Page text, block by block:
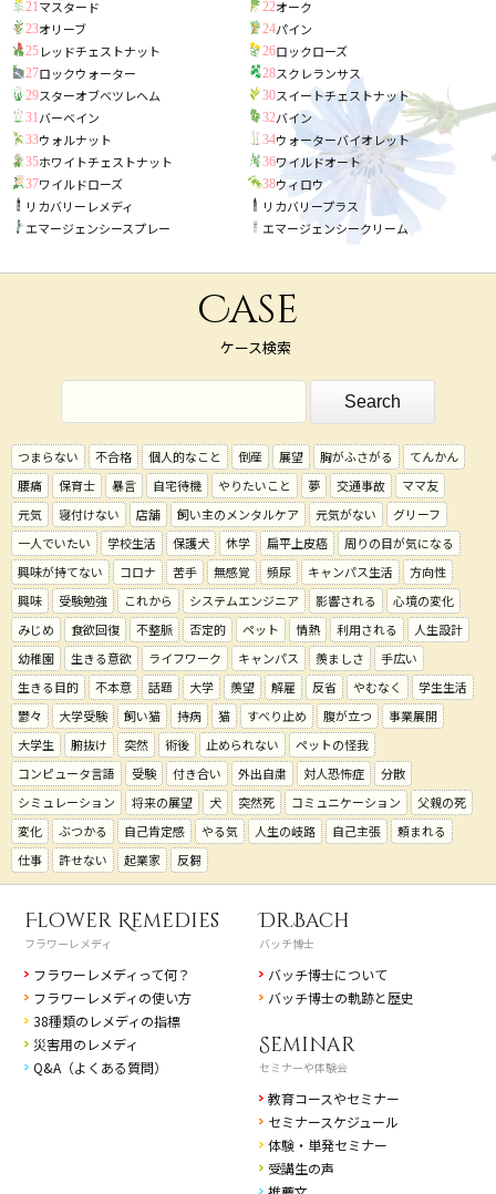
21 マスタード 22オーク
23オリーブ 24パイン
25 レッドチェストナット 26ロックローズ
27ロックウォーター 28スクレランサス
29スターオブベツレヘム 30スイートチェストナット
31 バーベイン 32バイン
33ウォルナット 34ウォーターバイオレット
35ホワイトチェストナット 36ワイルドオート
37ワイルドローズ 38ウィロウ
リカバリーレメディ
リカバリープラス
エマージェンシースプレー
エマージェンシークリーム
Case
ケース検索
つまらない 不合格 個人的なこと 倒産 展望 胸がふさがる
てんかん
腰痛
保育士 暴言 自宅待機 やりたいこと 夢 交通事故
ママ友
元気
寝付けない 店舗 飼い主のメンタルケア 元気がない
グリーフ
一人でいたい
学校生活 保護犬 休学 扁平上皮癌
周りの目が気になる
興味が持てない
コロナ 苦手 無感覚 頻尿 キャンパス生活
方向性
興味
受験勉強 これから システムエンジニア 影響される
心境の変化
みじめ
食欲回復 不整脈 否定的 ペット 情熱 利用される
人生設計
幼稚園
生きる意欲 ライフワーク キャンパス 羨ましさ
手広い
生きる目的
不本意 話題 大学 羨望 解雇 反省 やむなく
学生生活
鬱々
大学受験 飼い猫 持病 猫 すべり止め 腹が立つ
事業展開
大学生
腑抜け 突然 術後 止められない
ペットの怪我
コンピュータ言語
受験 付き合い 外出自粛 対人恐怖症
分散
シミュレーション
将来の展望 犬 突然死 コミュニケーション
父親の死
変化
ぶつかる 自己肯定感 やる気 人生の岐路 自己主張
頼まれる
仕事
許せない 起業家 反芻
Flower Remedies
フラワーレメディ
フラワーレメディって何？
フラワーレメディの使い方
38種類のレメディの指標
災害用のレメディ
Q&A（よくある質問）
Dr.Bach
バッチ博士
バッチ博士について
バッチ博士の軌跡と歴史
Seminar
セミナーや体験会
教育コースやセミナー
セミナースケジュール
体験・単発セミナー
受講生の声